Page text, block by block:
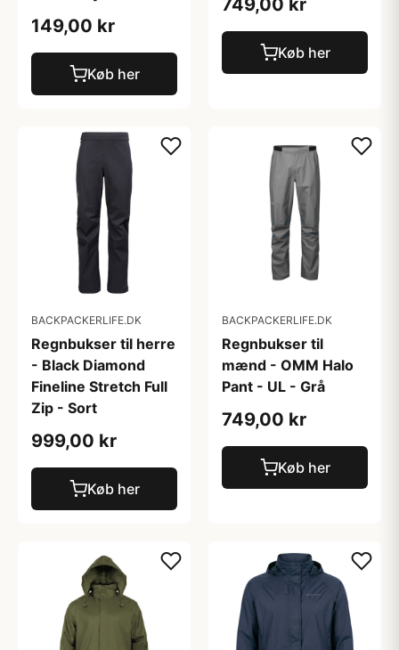
149,00 kr
Køb her
749,00 kr
Køb her
BACKPACKERLIFE.DK
Regnbukser til herre
- Black Diamond
Fineline Stretch Full
Zip - Sort
999,00 kr
Køb her
BACKPACKERLIFE.DK
Regnbukser til
mænd - OMM Halo
Pant - UL - Grå
749,00 kr
Køb her